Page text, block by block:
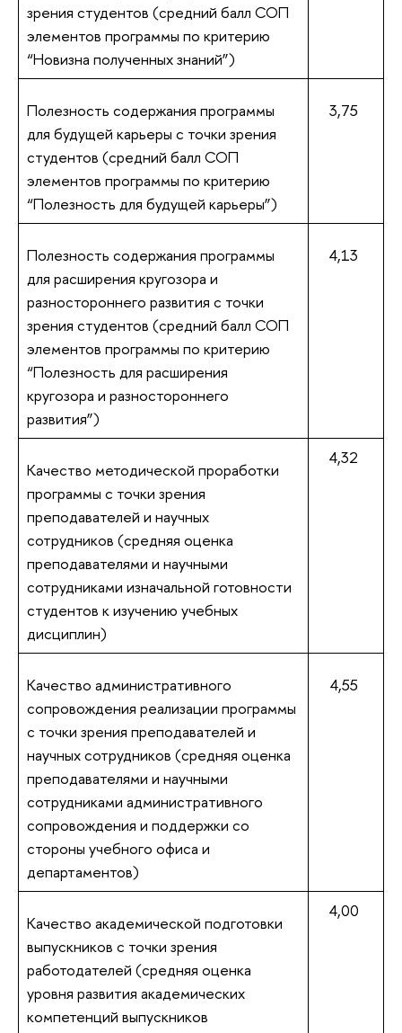
зрения студентов (средний балл СОП
элементов программы по критерию
“Новизна полученных знаний”)
Полезность содержания программы
для будущей карьеры с точки зрения
студентов (средний балл СОП
элементов программы по критерию
“Полезность для будущей карьеры”)
3,75
Полезность содержания программы
для расширения кругозора и
разностороннего развития с точки
зрения студентов (средний балл СОП
элементов программы по критерию
“Полезность для расширения
кругозора и разностороннего
развития”)
4,13
Качество методической проработки
программы с точки зрения
преподавателей и научных
сотрудников (средняя оценка
преподавателями и научными
сотрудниками изначальной готовности
студентов к изучению учебных
дисциплин)
4,32
Качество административного
сопровождения реализации программы
с точки зрения преподавателей и
научных сотрудников (средняя оценка
преподавателями и научными
сотрудниками административного
сопровождения и поддержки со
стороны учебного офиса и
департаментов)
4,55
Качество академической подготовки
выпускников с точки зрения
работодателей (средняя оценка
уровня развития академических
компетенций выпускников
4,00